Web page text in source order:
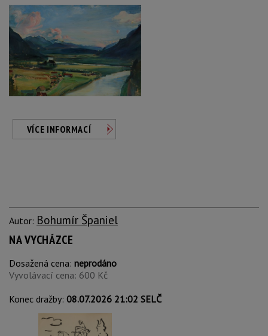
VÍCE INFORMACÍ
Autor: Bohumír Španiel
NA VYCHÁZCE
Dosažená cena: neprodáno
Vyvolávací cena: 600 Kč
Konec dražby: 08.07.2026 21:02 SELČ